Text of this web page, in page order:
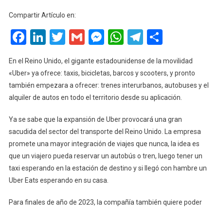
Opción
De
Y
Hoteles
Desde
App
Compartir Artículo en:
Facebook
LinkedIn
Twitter
GmailMessenger
WhatsApp
Telegram
En el Reino Unido, el gigante estadounidense de la movilidad
«Uber» ya ofrece: taxis, bicicletas, barcos y scooters, y pronto
también empezara a ofrecer: trenes interurbanos, autobuses y el
alquiler de autos en todo el territorio desde su aplicación.
Ya se sabe que la expansión de Uber provocará una gran
sacudida del sector del transporte del Reino Unido. La empresa
promete una mayor integración de viajes que nunca, la idea es
que un viajero pueda reservar un autobús o tren, luego tener un
taxi esperando en la estación de destino y si llegó con hambre un
Uber Eats esperando en su casa.
Para finales de año de 2023, la compañía también quiere poder